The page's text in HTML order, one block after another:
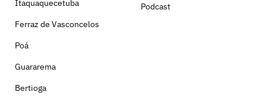
Itaquaquecetuba
Ferraz de Vasconcelos
Poá
Guararema
Bertioga
Podcast